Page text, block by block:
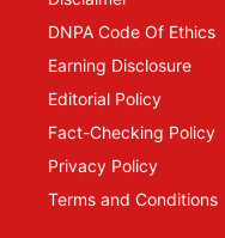
DNPA Code Of Ethics
Earning Disclosure
Editorial Policy
Fact-Checking Policy
Privacy Policy
Terms and Conditions